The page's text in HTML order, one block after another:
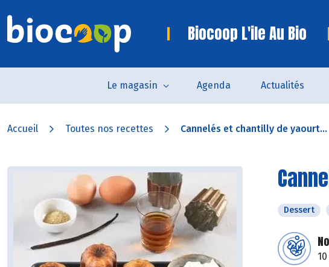
Biocoop L'ile Au Bio
Le magasin Agenda Actualités
Accueil Toutes nos recettes Cannelés et chantilly de yaourt...
Dessert